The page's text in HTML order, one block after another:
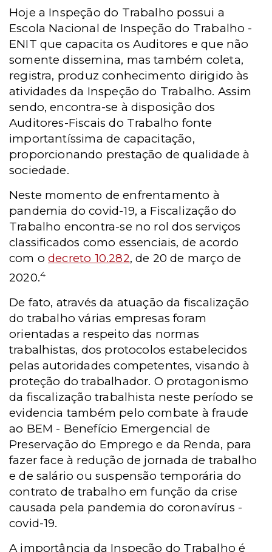
Hoje a Inspeção do Trabalho possui a
Escola Nacional de Inspeção do Trabalho -
ENIT que capacita os Auditores e que não
somente dissemina, mas também coleta,
registra, produz conhecimento dirigido às
atividades da Inspeção do Trabalho. Assim
sendo, encontra-se à disposição dos
Auditores-Fiscais do Trabalho fonte
importantíssima de capacitação,
proporcionando prestação de qualidade à
sociedade.
Neste momento de enfrentamento à
pandemia do covid-19, a Fiscalização do
Trabalho encontra-se no rol dos serviços
classificados como essenciais, de acordo
com odecreto 10.282, de 20 de março de
2020.4
De fato, através da atuação da fiscalização
do trabalho várias empresas foram
orientadas a respeito das normas
trabalhistas, dos protocolos estabelecidos
pelas autoridades competentes, visando à
proteção do trabalhador. O protagonismo
da fiscalização trabalhista neste período se
evidencia também pelo combate à fraude
ao BEM - Benefício Emergencial de
Preservação do Emprego e da Renda, para
fazer face à redução de jornada de trabalho
e de salário ou suspensão temporária do
contrato de trabalho em função da crise
causada pela pandemia do coronavírus -
covid-19.
A importância da Inspeção do Trabalho é